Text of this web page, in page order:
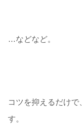
…などなど。
コツを抑えるだけで
す。